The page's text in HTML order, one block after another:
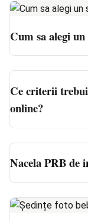
Cum sa alegi
Ce criterii
online?
Nacela PRB de